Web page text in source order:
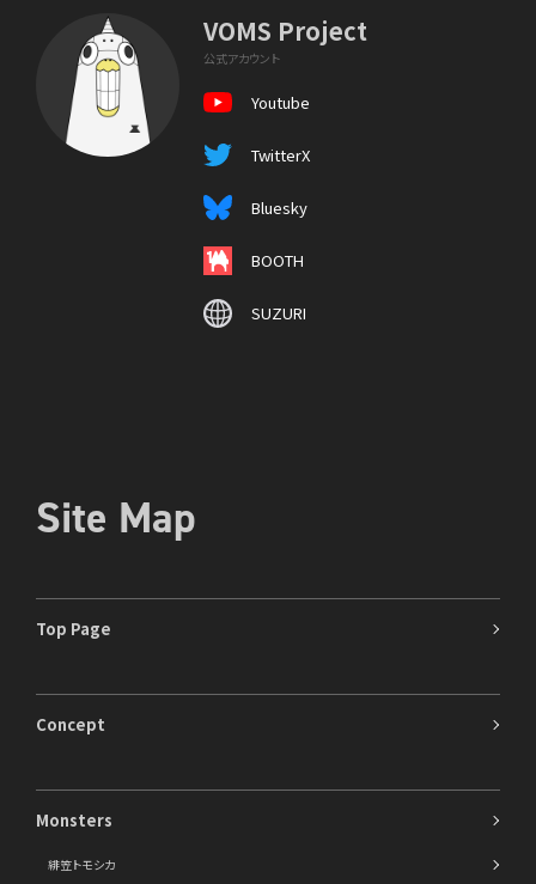
VOMS Project
公式アカウント
Youtube
TwitterX
Bluesky
BOOTH
SUZURI
Site Map
Top Page
Concept
Monsters
緋笠トモシカ